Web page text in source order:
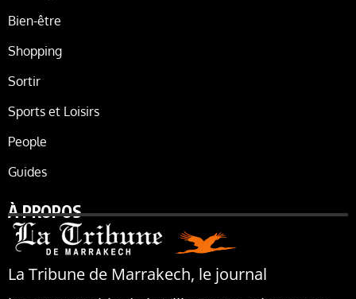
Bien-être
Shopping
Sortir
Sports et Loisirs
People
Guides
À PROPOS
La Tribune de Marrakech, le journal